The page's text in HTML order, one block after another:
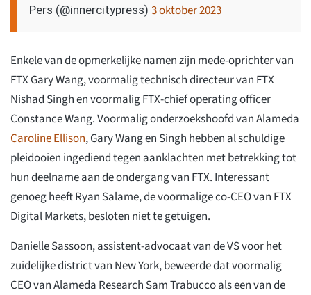
Pers (@innercitypress) 3 oktober 2023
Enkele van de opmerkelijke namen zijn mede-oprichter van
FTX Gary Wang, voormalig technisch directeur van FTX
Nishad Singh en voormalig FTX-chief operating officer
Constance Wang. Voormalig onderzoekshoofd van Alameda
Caroline Ellison, Gary Wang en Singh hebben al schuldige
pleidooien ingediend tegen aanklachten met betrekking tot
hun deelname aan de ondergang van FTX. Interessant
genoeg heeft Ryan Salame, de voormalige co-CEO van FTX
Digital Markets, besloten niet te getuigen.
Danielle Sassoon, assistent-advocaat van de VS voor het
zuidelijke district van New York, beweerde dat voormalig
CEO van Alameda Research Sam Trabucco als een van de